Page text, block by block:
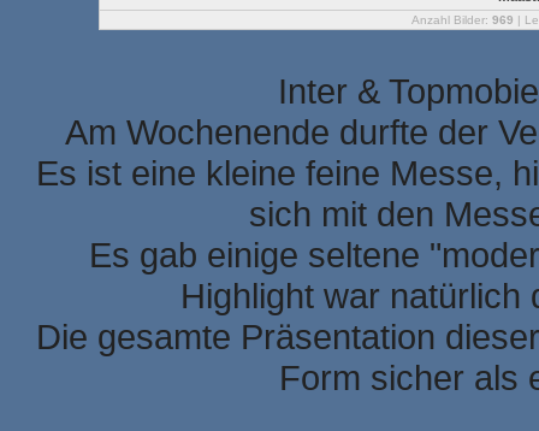
Anzahl Bilder: 969 |
Inter &
Am Wochenende durfte der
Es ist eine kleine feine Messe,
sich mit den
Es gab einige seltene
Highlight war natürlich
Die gesamte Präsentation
Form sicher als